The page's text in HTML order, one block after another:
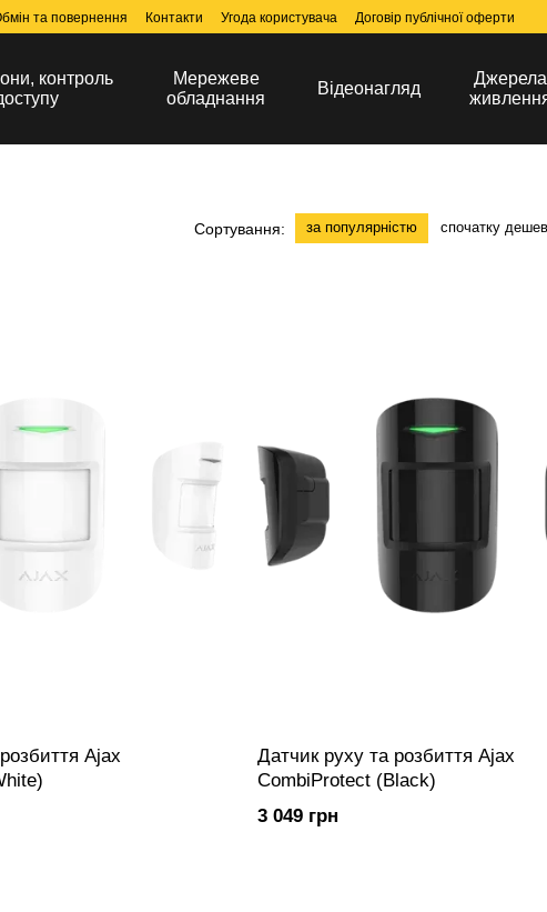
та повернення Контакти Угода користувача Договір публічної оферти
контроль
Мережеве
обладнання
Відеонагляд
Джерела
Сортування: за популярністю спочатку
Ajax
Датчик руху та розбиття Ajax
CombiProtect (Black)
3 049 грн